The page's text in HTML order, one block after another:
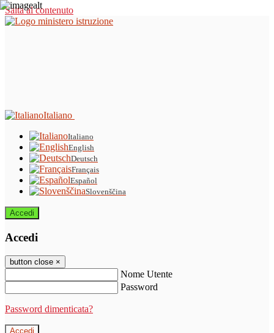
Salta al contenuto
Italiano
Italiano
English
Deutsch
Français
Español
Slovenščina
Accedi
Accedi
button close ×
Nome Utente
Password
Password dimenticata?